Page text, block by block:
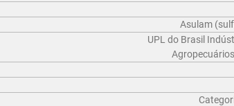
Asulam
UPL do Brasil